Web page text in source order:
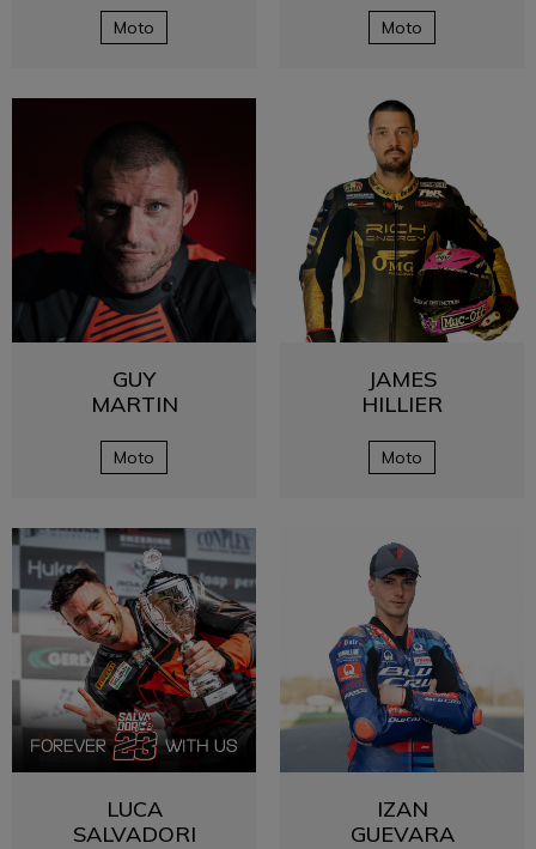
Moto Moto
GUY
MARTIN
Moto
JAMES
HILLIER
Moto
LUCA
SALVADORI
IZAN
GUEVARA